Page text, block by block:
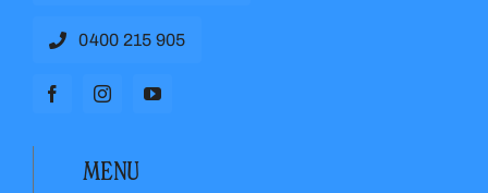
0400 215 905
MENU